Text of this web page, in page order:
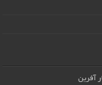
آفرین